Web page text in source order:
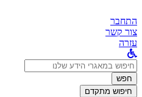
התחבר
צור קשר
עזרה
לחפש
ב:חפש
חיפוש מתקדם